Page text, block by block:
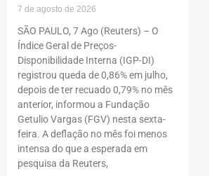
7 de agosto de 2026
SÃO PAULO, 7 Ago (Reuters) – O
Índice Geral de Preços-
Disponibilidade Interna (IGP-DI)
registrou queda de 0,86% em julho,
depois de ter recuado 0,79% no mês
anterior, informou a Fundação
Getulio Vargas (FGV) nesta sexta-
feira. A deflação no mês foi menos
intensa do que a esperada em
pesquisa da Reuters,